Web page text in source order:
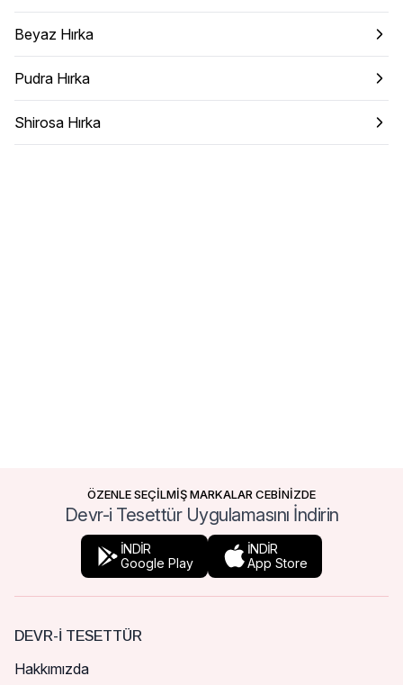
Beyaz Hırka
Pudra Hırka
Shirosa Hırka
ÖZENLE SEÇİLMİŞ MARKALAR CEBİNİZDE
Devr-i Tesettür Uygulamasını İndirin
İNDİR
Google Play
İNDİR
App Store
DEVR-I TESETTÜR
Hakkımızda